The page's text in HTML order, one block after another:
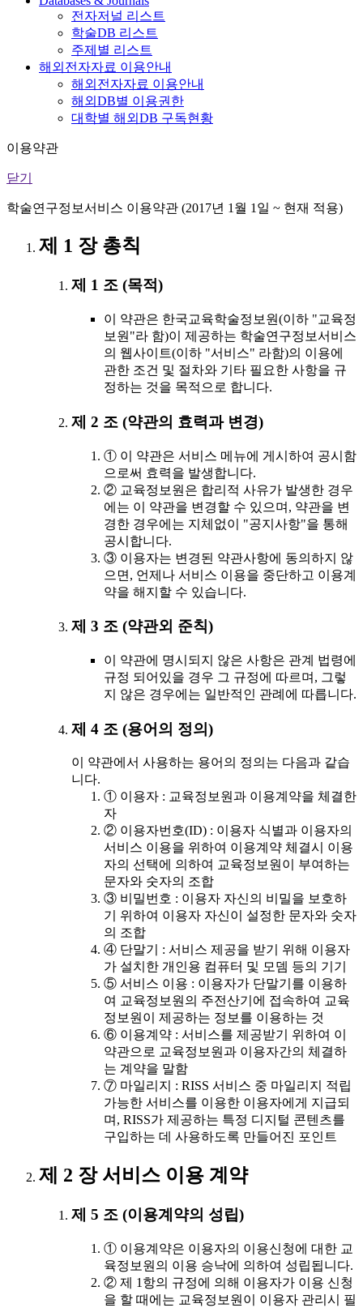
전자저널 리스트
학술DB 리스트
주제별 리스트
해외전자자료 이용안내
해외전자자료 이용안내
해외DB별 이용권한
대학별 해외DB 구독현황
이용약관
닫기
학술연구정보서비스 이용약관 (2017년 1월 1일 ~ 현재 적용)
제 1 장 총칙
제 1 조 (목적)
이 약관은 한국교육학술정보원(이하 "교육정
보원"라 함)이 제공하는 학술연구정보서비스
의 웹사이트(이하 "서비스" 라함)의 이용에
관한 조건 및 절차와 기타 필요한 사항을 규
정하는 것을 목적으로 합니다.
제 2 조 (약관의 효력과 변경)
① 이 약관은 서비스 메뉴에 게시하여 공시함
으로써 효력을 발생합니다.
② 교육정보원은 합리적 사유가 발생한 경우
에는 이 약관을 변경할 수 있으며, 약관을 변
경한 경우에는 지체없이 "공지사항"을 통해
공시합니다.
③ 이용자는 변경된 약관사항에 동의하지 않
으면, 언제나 서비스 이용을 중단하고 이용계
약을 해지할 수 있습니다.
제 3 조 (약관외 준칙)
이 약관에 명시되지 않은 사항은 관계 법령에
규정 되어있을 경우 그 규정에 따르며, 그렇
지 않은 경우에는 일반적인 관례에 따릅니다.
제 4 조 (용어의 정의)
이 약관에서 사용하는 용어의 정의는 다음과 같습
니다.
① 이용자 : 교육정보원과 이용계약을 체결한
자
② 이용자번호(ID) : 이용자 식별과 이용자의
서비스 이용을 위하여 이용계약 체결시 이용
자의 선택에 의하여 교육정보원이 부여하는
문자와 숫자의 조합
③ 비밀번호 : 이용자 자신의 비밀을 보호하
기 위하여 이용자 자신이 설정한 문자와 숫자
의 조합
④ 단말기 : 서비스 제공을 받기 위해 이용자
가 설치한 개인용 컴퓨터 및 모뎀 등의 기기
⑤ 서비스 이용 : 이용자가 단말기를 이용하
여 교육정보원의 주전산기에 접속하여 교육
정보원이 제공하는 정보를 이용하는 것
⑥ 이용계약 : 서비스를 제공받기 위하여 이
약관으로 교육정보원과 이용자간의 체결하
는 계약을 말함
⑦ 마일리지 : RISS 서비스 중 마일리지 적립
가능한 서비스를 이용한 이용자에게 지급되
며, RISS가 제공하는 특정 디지털 콘텐츠를
구입하는 데 사용하도록 만들어진 포인트
제 2 장 서비스 이용 계약
제 5 조 (이용계약의 성립)
① 이용계약은 이용자의 이용신청에 대한 교
육정보원의 이용 승낙에 의하여 성립됩니다.
② 제 1항의 규정에 의해 이용자가 이용 신청
을 할 때에는 교육정보원이 이용자 관리시 필